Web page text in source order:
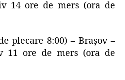
14 ore de mers (ora de
plecare 8:00) – Brașov –
11 ore de mers (ora de